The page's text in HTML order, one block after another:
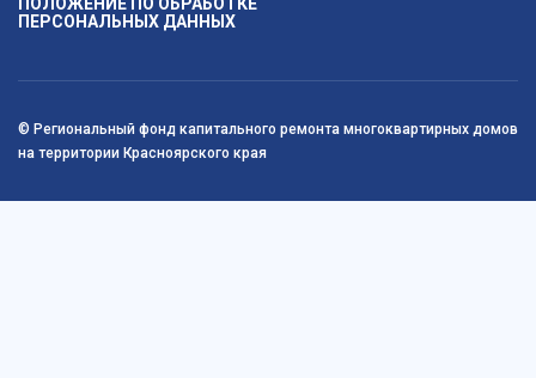
ПЕРСОНАЛЬНЫХ ДАННЫХ
© Региональный фонд капитального ремонта многоквартирных домов
на территории Красноярского края